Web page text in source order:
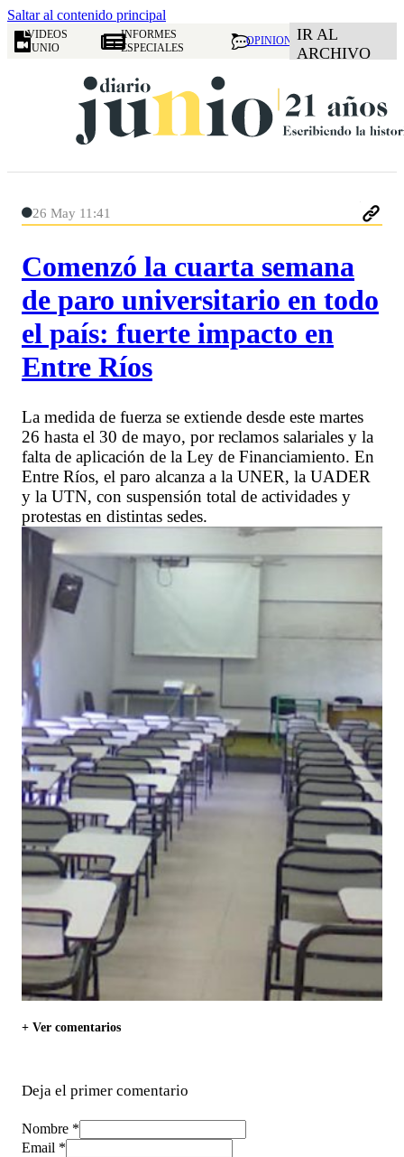
Saltar al contenido principal
VIDEOS
JUNIO
INFORMES
ESPECIALES
OPINION IR AL
ARCHIVO
26 May 11:41
Comenzó la cuarta semana
de paro universitario en todo
el país: fuerte impacto en
Entre Ríos
La medida de fuerza se extiende desde este martes
26 hasta el 30 de mayo, por reclamos salariales y la
falta de aplicación de la Ley de Financiamiento. En
Entre Ríos, el paro alcanza a la UNER, la UADER
y la UTN, con suspensión total de actividades y
protestas en distintas sedes.
+ Ver comentarios
Deja el primer comentario
Nombre *
Email *